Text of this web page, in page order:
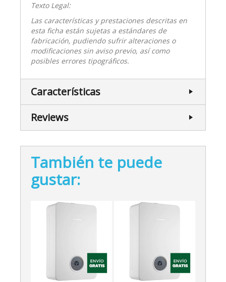
Texto Legal:
Las características y prestaciones descritas en
esta ficha están sujetas a estándares de
fabricación, pudiendo sufrir alteraciones o
modificaciones sin aviso previo, así como
posibles errores tipográficos.
Características
Reviews
También te puede
gustar: